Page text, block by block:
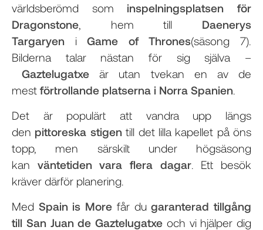
världsberömd som inspelningsplatsen för
Dragonstone, hem till Daenerys
Targaryen iGame of Thrones(säsong 7).
Bilderna talar nästan för sig själva –
Gaztelugatxe är utan tvekan en av de
mest förtrollande platserna i Norra Spanien.
Det är populärt att vandra upp längs
den pittoreska stigentill det lilla kapellet på öns
topp, men särskilt under högsäsong
kan väntetiden vara flera dagar. Ett besök
kräver därför planering.
Med Spain is More får dugaranterad tillgång
till San Juan de Gaztelugatxe och vi hjälper dig